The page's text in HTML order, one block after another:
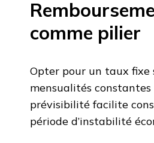
comme pilier
Opter pour un taux
mensualités
prévisibilité facilite
période d’instabilité